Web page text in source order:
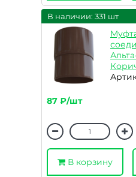
В наличии: 331 шт
87 ₽/шт
В корзину